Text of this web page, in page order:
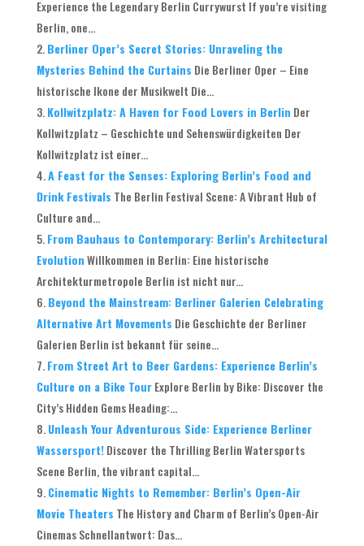
Experience the Legendary Berlin Currywurst If you’re visiting
Berlin, one...
Berliner Oper’s Secret Stories: Unraveling the
Mysteries Behind the Curtains Die Berliner Oper – Eine
historische Ikone der Musikwelt Die...
Kollwitzplatz: A Haven for Food Lovers in Berlin Der
Kollwitzplatz – Geschichte und Sehenswürdigkeiten Der
Kollwitzplatz ist einer...
A Feast for the Senses: Exploring Berlin’s Food and
Drink Festivals The Berlin Festival Scene: A Vibrant Hub of
Culture and...
From Bauhaus to Contemporary: Berlin’s Architectural
EvolutionWillkommen in Berlin: Eine historische
Architekturmetropole Berlin ist nicht nur...
Beyond the Mainstream: Berliner Galerien Celebrating
Alternative Art Movements Die Geschichte der Berliner
Galerien Berlin ist bekannt für seine...
From Street Art to Beer Gardens: Experience Berlin’s
Culture on a Bike Tour Explore Berlin by Bike: Discover the
City’s Hidden Gems Heading:...
Unleash Your Adventurous Side: Experience Berliner
Wassersport! Discover the Thrilling Berlin Watersports
Scene Berlin, the vibrant capital...
Cinematic Nights to Remember: Berlin’s Open-Air
Movie Theaters The History and Charm of Berlin’s Open-Air
Cinemas Schnellantwort: Das...